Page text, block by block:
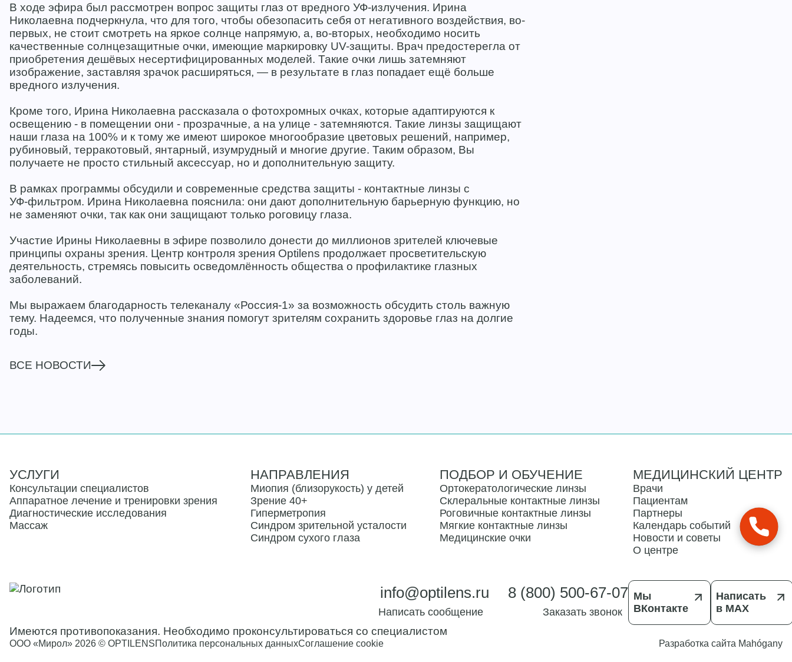
В ходе эфира был рассмотрен вопрос защиты глаз от вредного УФ-излучения. Ирина
Николаевна подчеркнула, что для того, чтобы обезопасить себя от негативного воздействия, во-
первых, не стоит смотреть на яркое солнце напрямую, а, во-вторых, необходимо носить
качественные солнцезащитные очки, имеющие маркировку UV-защиты. Врач предостерегла от
приобретения дешёвых несертифицированных моделей. Такие очки лишь затемняют
изображение, заставляя зрачок расширяться, — в результате в глаз попадает ещё больше
вредного излучения.
Кроме того, Ирина Николаевна рассказала о фотохромных очках, которые адаптируются к
освещению - в помещении они - прозрачные, а на улице - затемняются. Такие линзы защищают
наши глаза на 100% и к тому же имеют широкое многообразие цветовых решений, например,
рубиновый, терракотовый, янтарный, изумрудный и многие другие. Таким образом, Вы
получаете не просто стильный аксессуар, но и дополнительную защиту.
В рамках программы обсудили и современные средства защиты - контактные линзы с
УФ‑фильтром. Ирина Николаевна пояснила: они дают дополнительную барьерную функцию, но
не заменяют очки, так как они защищают только роговицу глаза.
Участие Ирины Николаевны в эфире позволило донести до миллионов зрителей ключевые
принципы охраны зрения. Центр контроля зрения Optilens продолжает просветительскую
деятельность, стремясь повысить осведомлённость общества о профилактике глазных
заболеваний.
Мы выражаем благодарность телеканалу «Россия‑1» за возможность обсудить столь важную
тему. Надеемся, что полученные знания помогут зрителям сохранить здоровье глаз на долгие
годы.
ВСЕ НОВОСТИ
УСЛУГИ
Консультации специалистов
Аппаратное лечение и тренировки зрения
Диагностические исследования
Массаж
НАПРАВЛЕНИЯ
Миопия (близорукость) у детей
Зрение 40+
Гиперметропия
Синдром зрительной усталости
Синдром сухого глаза
ПОДБОР И ОБУЧЕНИЕ
Ортокератологические линзы
Склеральные контактные линзы
Роговичные контактные линзы
Мягкие контактные линзы
Медицинские очки
МЕДИЦИНСКИЙ ЦЕНТР
Врачи
Пациентам
Партнеры
Календарь событий
Новости и советы
О центре
info@optilens.ru
Написать сообщение
8 (800) 500-67-07
Заказать звонок
Мы
ВКонтакте
Написать
в MAX
Имеются противопоказания. Необходимо проконсультироваться со специалистом
ООО «Мирол» 2026 © OPTILENSПолитика персональных данныхСоглашение cookie Разработка сайта Mahógany